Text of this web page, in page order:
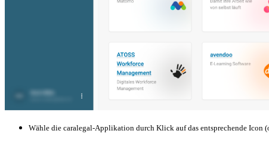
Wähle die caralegal-Applikation durch Klick auf das entsprechende Icon